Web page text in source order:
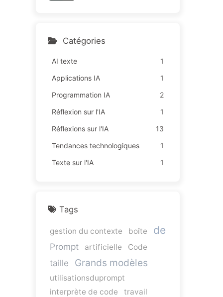
souffrances chez les empl
Catégories
AI texte
1
Applications IA
1
Programmation IA
2
Réflexion sur l'IA
1
Réflexions sur l'IA
13
Tendances technologiques
1
Texte sur l'IA
1
Tags
gestion du contexte boîte de
Prompt artificielle Code
taille Grands modèles
utilisationsduprompt
interprète de code
travail